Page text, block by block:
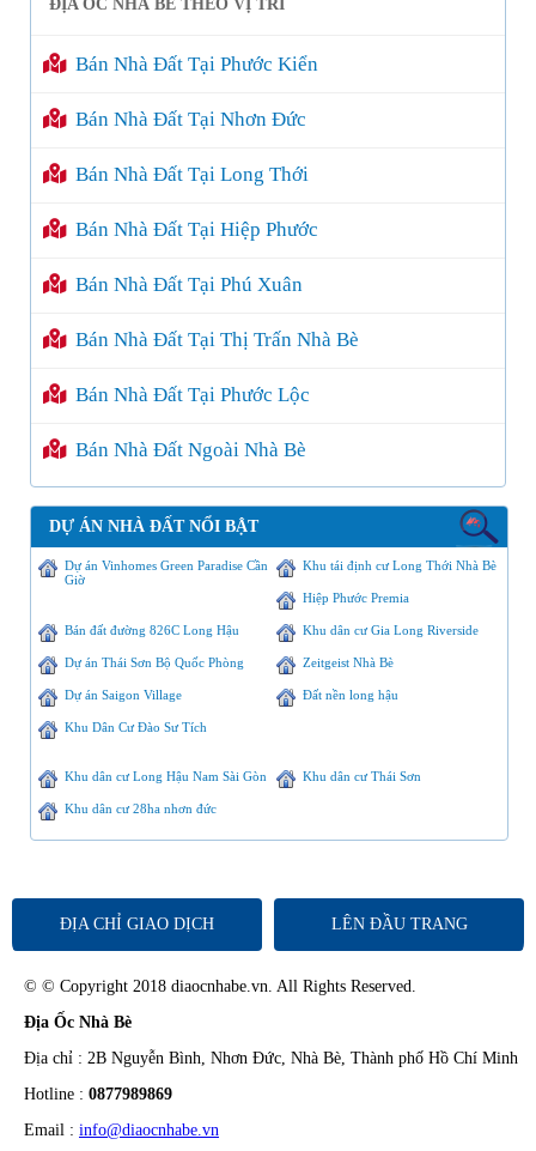
ĐỊA ỐC NHÀ BÈ THEO VỊ TRÍ
Bán Nhà Đất Tại Phước Kiển
Bán Nhà Đất Tại Nhơn Đức
Bán Nhà Đất Tại Long Thới
Bán Nhà Đất Tại Hiệp Phước
Bán Nhà Đất Tại Phú Xuân
Bán Nhà Đất Tại Thị Trấn Nhà Bè
Bán Nhà Đất Tại Phước Lộc
Bán Nhà Đất Ngoài Nhà Bè
DỰ ÁN NHÀ ĐẤT NỔI BẬT
Dự án Vinhomes Green Paradise Cần
Giờ
Khu tái định cư Long Thới Nhà Bè
Hiệp Phước Premia
Bán đất đường 826C Long Hậu Khu dân cư Gia Long Riverside
Dự án Thái Sơn Bộ Quốc Phòng Zeitgeist Nhà Bè
Dự án Saigon Village Đất nền long hậu
Khu Dân Cư Đào Sư Tích
Khu dân cư Long Hậu Nam Sài Gòn Khu dân cư Thái Sơn
Khu dân cư 28ha nhơn đức
ĐỊA CHỈ GIAO DỊCH LÊN ĐẦU TRANG
© © Copyright 2018 diaocnhabe.vn. All Rights Reserved.
Địa Ốc Nhà Bè
Địa chỉ : 2B Nguyễn Bình, Nhơn Đức, Nhà Bè, Thành phố Hồ Chí Minh
Hotline : 0877989869
Email : info@diaocnhabe.vn